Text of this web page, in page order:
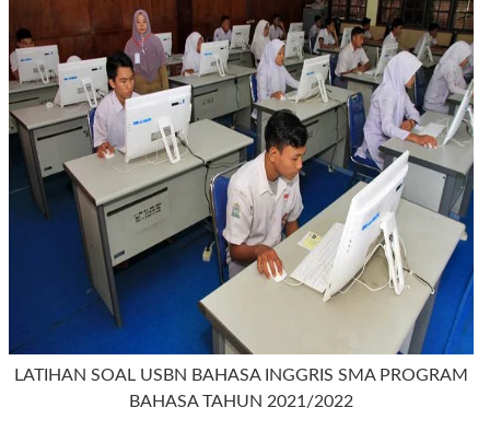
LATIHAN SOAL USBN BAHASA INGGRIS SMA PROGRAM
BAHASA TAHUN 2021/2022